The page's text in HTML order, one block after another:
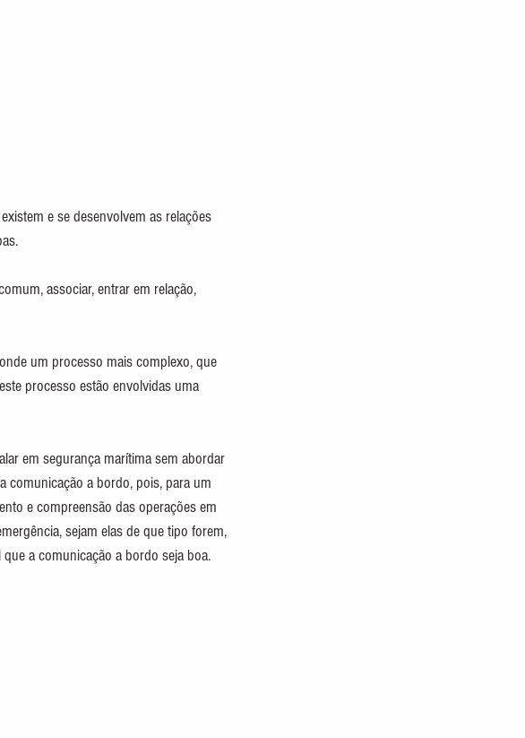
e se desenvolvem as relações
associar, entrar em relação,
um processo mais complexo, que
processo estão envolvidas uma
em segurança marítima sem abordar
comunicação a bordo, pois, para um
e compreensão das operações em
sejam elas de que tipo forem,
a comunicação a bordo seja boa.